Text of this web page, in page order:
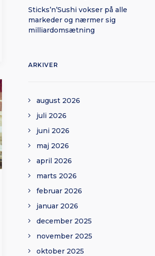
Sticks’n’Sushi vokser på alle
markeder og nærmer sig
milliardomsætning
ARKIVER
august 2026
juli 2026
juni 2026
maj 2026
april 2026
marts 2026
februar 2026
januar 2026
december 2025
november 2025
oktober 2025